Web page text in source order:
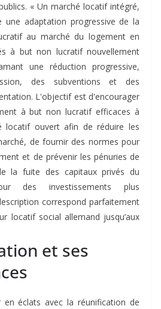
« Un marché locatif intégré,
une adaptation progressive de la
au marché du logement en
à but non lucratif nouvellement
une réduction progressive,
des subventions et des
L'objectif est d'encourager
à but non lucratif efficaces à
locatif ouvert afin de réduire les
de fournir des normes pour
et de prévenir les pénuries de
la fuite des capitaux privés du
des investissements plus
correspond parfaitement
locatif social allemand jusqu’aux
et ses
en éclats avec la réunification de